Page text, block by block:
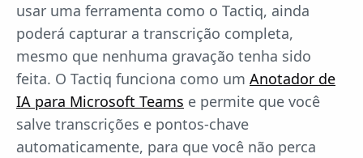
usar uma ferramenta como o Tactiq, ainda
poderá capturar a transcrição completa,
mesmo que nenhuma gravação tenha sido
feita. O Tactiq funciona como um Anotador de
IA para Microsoft Teams e permite que você
salve transcrições e pontos-chave
automaticamente, para que você não perca